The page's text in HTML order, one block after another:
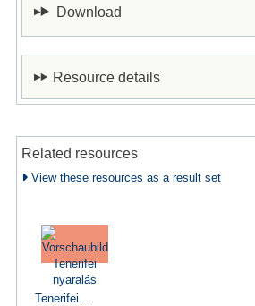
Download
Resource details
Related resources
View these resources as a result set
Tenerifei...